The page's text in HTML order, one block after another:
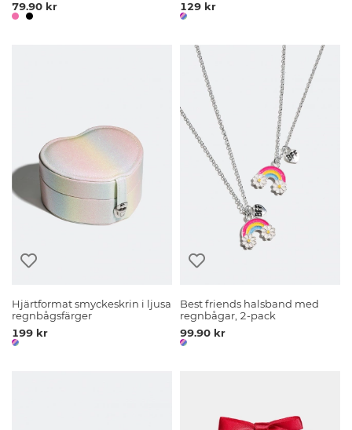
79.90 kr
129 kr
Hjärtformat smyckeskrin i ljusa
regnbågsfärger
199 kr
Best friends halsband med
regnbågar, 2-pack
99.90 kr